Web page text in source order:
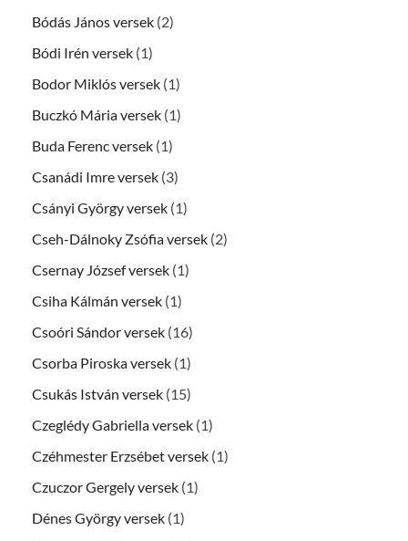
Bódás János versek (2)
Bódi Irén versek (1)
Bodor Miklós versek (1)
Buczkó Mária versek (1)
Buda Ferenc versek (1)
Csanádi Imre versek (3)
Csányi György versek (1)
Cseh-Dálnoky Zsófia versek (2)
Csernay József versek (1)
Csiha Kálmán versek (1)
Csoóri Sándor versek (16)
Csorba Piroska versek (1)
Csukás István versek (15)
Czeglédy Gabriella versek (1)
Czéhmester Erzsébet versek (1)
Czuczor Gergely versek (1)
Dénes György versek (1)